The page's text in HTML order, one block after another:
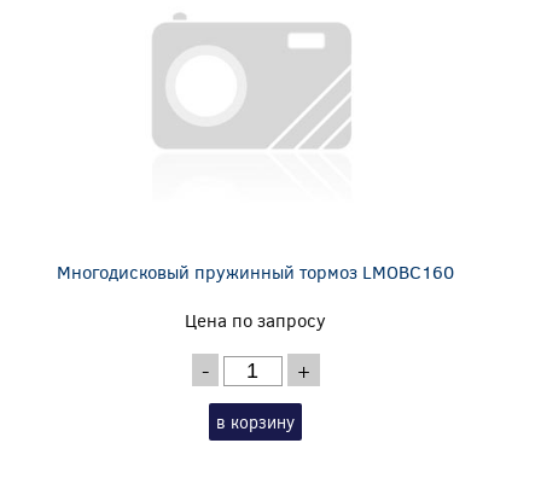
Многодисковый пружинный тормоз LMOBC160
Цена по запросу
- +
в корзину